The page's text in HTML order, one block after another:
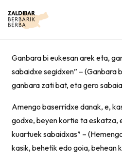
Ganbara bi eukesan arek eta,
sabaidxe segidxen” – (Ganbara
ganbara zati bat, eta gero
Amengo baserridxe danak, e,
godxe, beyen kortie ta eskatza,
kuartuek sabaidxas” –
kasik, behetik edo goia,